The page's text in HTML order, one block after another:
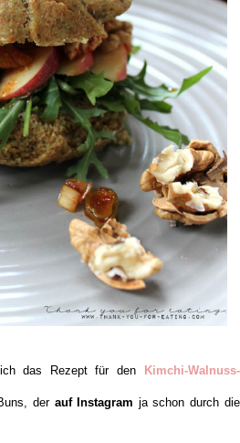
das Rezept für den Kimchi-Walnuss-
der auf Instagram ja schon durch die